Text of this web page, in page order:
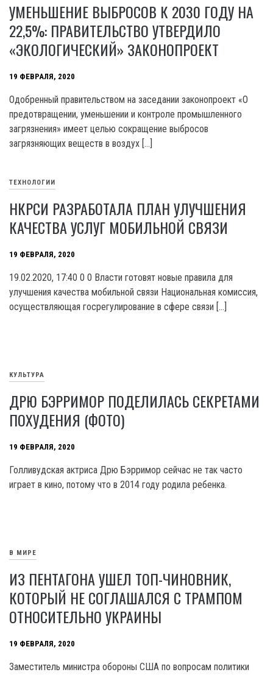
УМЕНЬШЕНИЕ ВЫБРОСОВ К 2030 ГОДУ НА
22,5%: ПРАВИТЕЛЬСТВО УТВЕРДИЛО
«ЭКОЛОГИЧЕСКИЙ» ЗАКОНОПРОЕКТ
19 ФЕВРАЛЯ, 2020
Одобренный правительством на заседании законопроект «О
предотвращении, уменьшении и контроле промышленного
загрязнения» имеет целью сокращение выбросов
загрязняющих веществ в воздух […]
ТЕХНОЛОГИИ
НКРСИ РАЗРАБОТАЛА ПЛАН УЛУЧШЕНИЯ
КАЧЕСТВА УСЛУГ МОБИЛЬНОЙ СВЯЗИ
19 ФЕВРАЛЯ, 2020
19.02.2020, 17:40 0 0 Власти готовят новые правила для
улучшения качества мобильной связи Национальная комиссия,
осуществляющая госрегулирование в сфере связи […]
КУЛЬТУРА
ДРЮ БЭРРИМОР ПОДЕЛИЛАСЬ СЕКРЕТАМИ
ПОХУДЕНИЯ (ФОТО)
19 ФЕВРАЛЯ, 2020
Голливудская актриса Дрю Бэрримор сейчас не так часто
играет в кино, потому что в 2014 году родила ребенка.
В МИРЕ
ИЗ ПЕНТАГОНА УШЕЛ ТОП-ЧИНОВНИК,
КОТОРЫЙ НЕ СОГЛАШАЛСЯ С ТРАМПОМ
ОТНОСИТЕЛЬНО УКРАИНЫ
19 ФЕВРАЛЯ, 2020
Заместитель министра обороны США по вопросам политики